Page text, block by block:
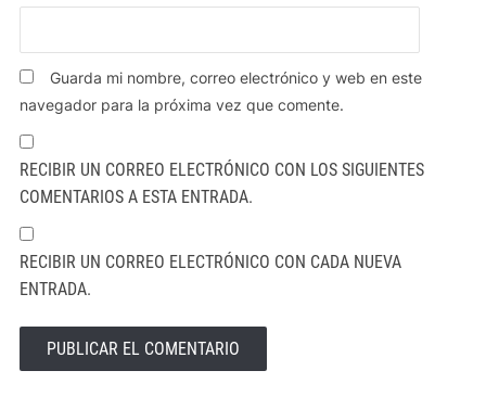
Guarda mi nombre, correo electrónico y web en este
navegador para la próxima vez que comente.
RECIBIR UN CORREO ELECTRÓNICO CON LOS SIGUIENTES
COMENTARIOS A ESTA ENTRADA.
RECIBIR UN CORREO ELECTRÓNICO CON CADA NUEVA
ENTRADA.